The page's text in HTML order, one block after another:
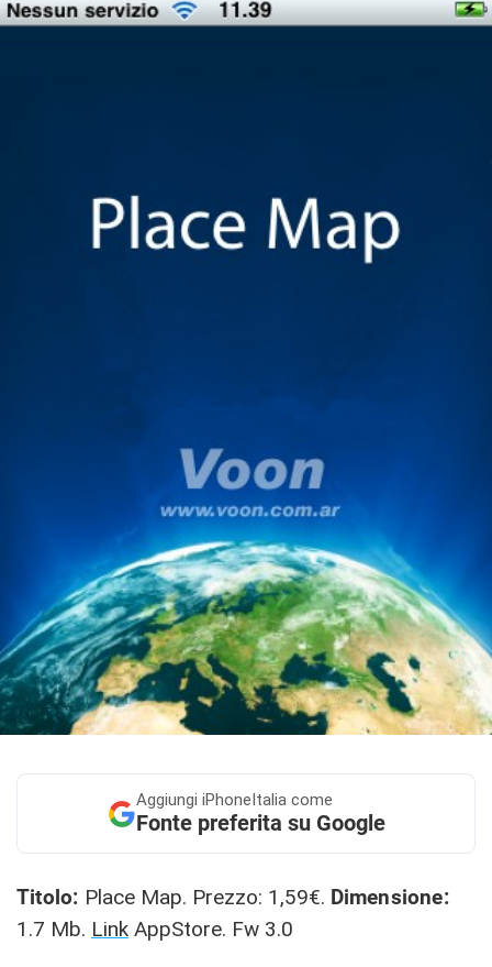
Aggiungi iPhoneItalia come
Fonte preferita su Google
Titolo: Place Map. Prezzo: 1,59€. Dimensione:
1.7 Mb. Link AppStore. Fw 3.0